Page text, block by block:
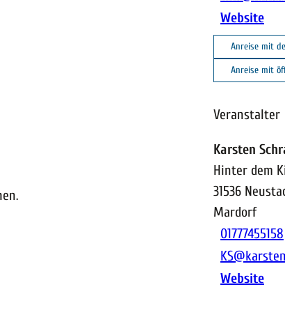
Website
Anreise mit
Anreise mit
Veranstalter
Karsten
Hinter dem
31536
Mardorf
01777455158
Website